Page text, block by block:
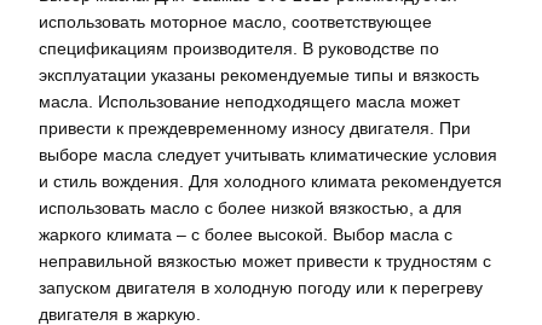
использовать моторное масло, соответствующее
спецификациям производителя. В руководстве по
эксплуатации указаны рекомендуемые типы и вязкость
масла. Использование неподходящего масла может
привести к преждевременному износу двигателя. При
выборе масла следует учитывать климатические условия
и стиль вождения. Для холодного климата рекомендуется
использовать масло с более низкой вязкостью, а для
жаркого климата – с более высокой. Выбор масла с
неправильной вязкостью может привести к трудностям с
запуском двигателя в холодную погоду или к перегреву
двигателя в жаркую.